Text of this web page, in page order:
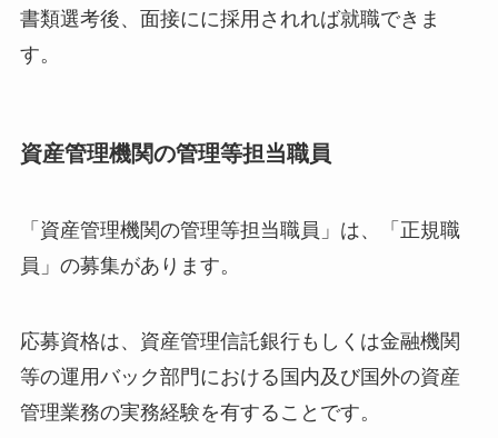
書類選考後、面接にに採用されれば就職できま
す。
資産管理機関の管理等担当職員
「資産管理機関の管理等担当職員」は、「正規職
員」の募集があります。
応募資格は、資産管理信託銀行もしくは金融機関
等の運用バック部門における国内及び国外の資産
管理業務の実務経験を有することです。